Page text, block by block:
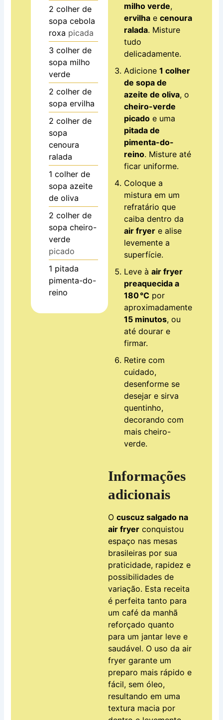
2 colher de
sopa cebola
roxa picada
3 colher de
sopa milho
verde
2 colher de
sopa ervilha
2 colher de
sopa
cenoura
ralada
1 colher de
sopa azeite
de oliva
2 colher de
sopa cheiro-
verde
picado
1 pitada
pimenta-do-
reino
milho verde,
ervilhae cenoura
ralada. Misture
tudo
delicadamente.
Adicione 1 colher
de sopa de
azeite de oliva, o
cheiro-verde
picadoe uma
pitada de
pimenta-do-
reino. Misture até
ficar uniforme.
Coloque a
mistura em um
refratário que
caiba dentro da
air fryere alise
levemente a
superfície.
Leve à air fryer
preaquecida a
180 °Cpor
aproximadamente
15 minutos, ou
até dourar e
firmar.
Retire com
cuidado,
desenforme se
desejar e sirva
quentinho,
decorando com
mais cheiro-
verde.
Informações
adicionais
O cuscuz salgado na
air fryerconquistou
espaço nas mesas
brasileiras por sua
praticidade, rapidez e
possibilidades de
variação. Esta receita
é perfeita tanto para
um café da manhã
reforçado quanto
para um jantar leve e
saudável. O uso da air
fryer garante um
preparo mais rápido e
fácil, sem óleo,
resultando em uma
textura macia por